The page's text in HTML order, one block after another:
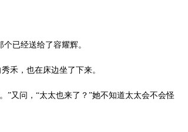
已经送给了容耀辉。
禾，也在床边坐了下来。
问，“太太也来了？”她不知道太太会不会怪